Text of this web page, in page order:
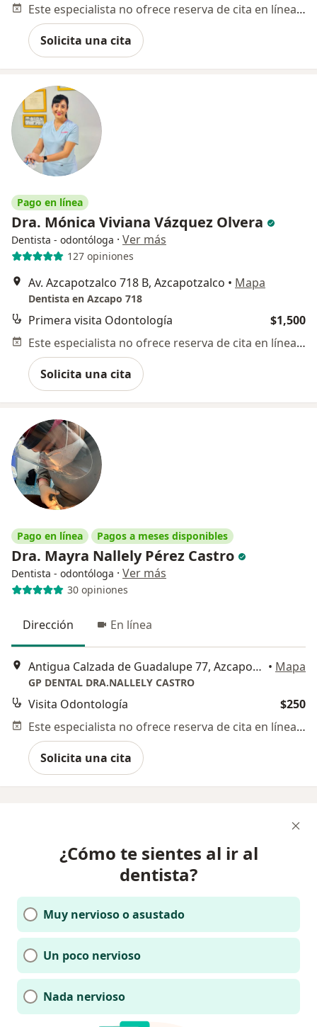
Este especialista no ofrece reserva de cita en línea en esta dirección.
Solicita una cita
Pago en línea
Dra. Mónica Viviana Vázquez Olvera
Dentista - odontóloga · Ver más
127 opiniones
Av. Azcapotzalco 718 B, Azcapotzalco • Mapa
Dentista en Azcapo 718
Primera visita Odontología
$1,500
Este especialista no ofrece reserva de cita en línea en esta dirección.
Solicita una cita
Pago en línea Pagos a meses disponibles
Dra. Mayra Nallely Pérez Castro
Dentista - odontóloga · Ver más
30 opiniones
Dirección En línea
Antigua Calzada de Guadalupe 77, Azcapotzalco • Mapa
GP DENTAL DRA.NALLELY CASTRO
Visita Odontología
$250
Este especialista no ofrece reserva de cita en línea en esta dirección.
Solicita una cita
¿Cómo te sientes al ir al
dentista?
Muy nervioso o asustado
Un poco nervioso
Nada nervioso